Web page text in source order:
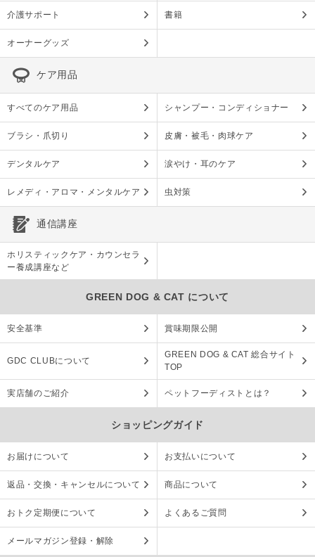
介護サポート 書籍
オーナーグッズ
ケア用品
すべてのケア用品 シャンプー・コンディショナー
ブラシ・爪切り 皮膚・被毛・肉球ケア
デンタルケア 涙やけ・耳のケア
レメディ・アロマ・メンタルケア 虫対策
通信講座
ホリスティックケア・カウンセラ
ー養成講座など
GREEN DOG & CAT について
安全基準 賞味期限公開
GDC CLUBについて
GREEN DOG & CAT 総合サイト
TOP
実店舗のご紹介 ペットフーディストとは？
ショッピングガイド
お届けについて お支払いについて
返品・交換・キャンセルについて 商品について
おトク定期便について よくあるご質問
メールマガジン登録・解除